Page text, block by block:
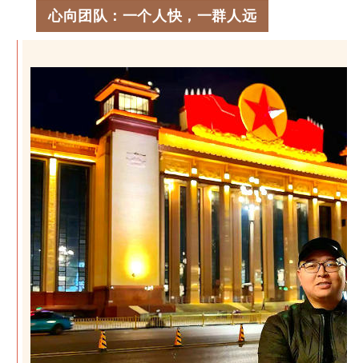
心向团队：一个人快，一群人远